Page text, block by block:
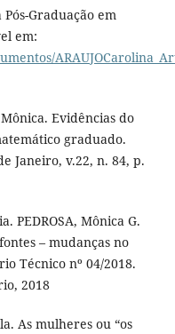
Graduação em
em:
Evidências do
graduado.
Janeiro, v.22, n. 84, p.
PEDROSA, Mônica G.
– mudanças no
Técnico nº 04/2018.
2018
As mulheres ou “os